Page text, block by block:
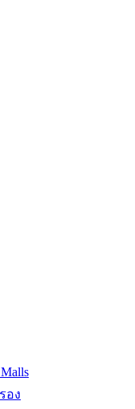
อง